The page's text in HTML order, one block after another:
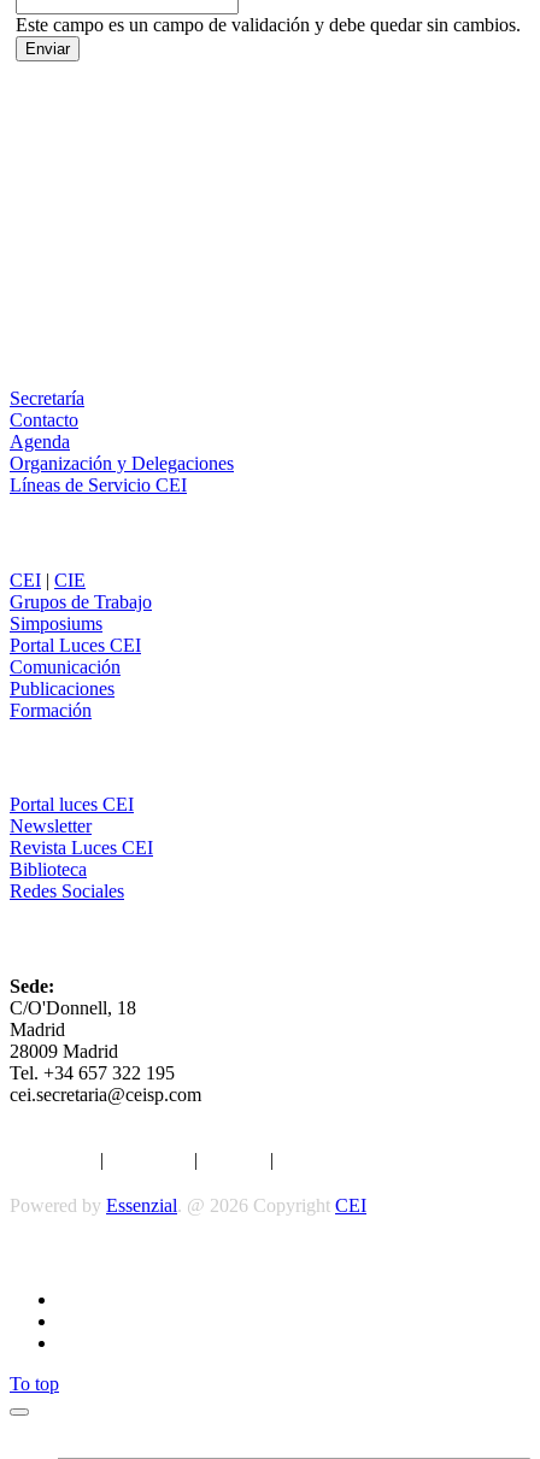
Este campo es un campo de validación y debe quedar sin cambios.
Secretaría
Contacto
Agenda
Organización y Delegaciones
Líneas de Servicio CEI
CEI | CIE
Grupos de Trabajo
Simposiums
Portal Luces CEI
Comunicación
Publicaciones
Formación
Portal luces CEI
Newsletter
Revista Luces CEI
Biblioteca
Redes Sociales
Sede:
C/O'Donnell, 18
Madrid
28009 Madrid
Tel. +34 657 322 195
cei.secretaria@ceisp.com
| | |
Powered by Essenzial. @ 2026 Copyright CEI
To top